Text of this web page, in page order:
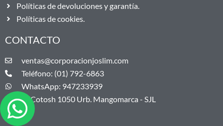
Políticas de devoluciones y garantía.
Políticas de cookies.
CONTACTO
ventas@corporacionjoslim.com
Teléfono: (01) 792-6863
WhatsApp: 947233939
Jr. Cotosh 1050 Urb. Mangomarca - SJL